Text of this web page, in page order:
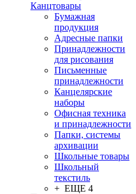
Канцтовары
Бумажная
продукция
Адресные папки
Принадлежности
для рисования
Письменные
принадлежности
Канцелярские
наборы
Офисная техника
и принадлежности
Папки, системы
архивации
Школьные товары
Школьный
текстиль
+ ЕЩЕ 4